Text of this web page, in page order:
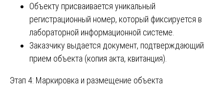
Объекту присваивается уникальный
регистрационный номер, который фиксируется в
лабораторной информационной системе.
Заказчику выдается документ, подтверждающий
прием объекта (копия акта, квитанция).
Этап 4: Маркировка и размещение объекта